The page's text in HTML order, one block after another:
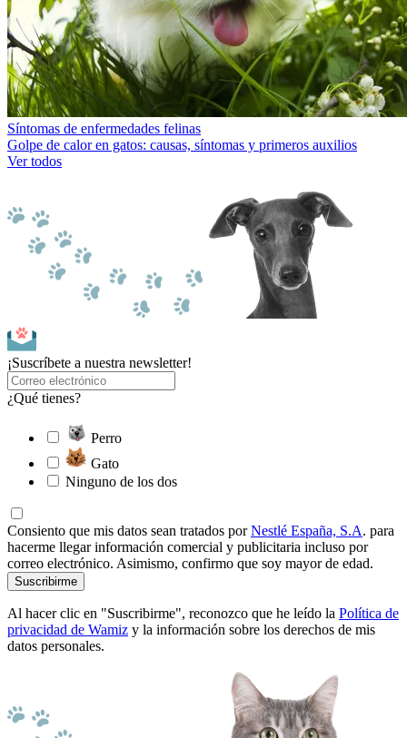
Síntomas de enfermedades felinas
Golpe de calor en gatos: causas, síntomas y primeros auxilios
Ver todos
¡Suscríbete a nuestra newsletter!
¿Qué tienes?
Perro
Gato
Ninguno de los dos
Consiento que mis datos sean tratados porNestlé España, S.A. para
hacerme llegar información comercial y publicitaria incluso por
correo electrónico. Asimismo, confirmo que soy mayor de edad.
Suscribirme
Al hacer clic en "Suscribirme", reconozco que he leído la Política de
privacidad de Wamiz y la información sobre los derechos de mis
datos personales.